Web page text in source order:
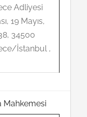
Adliyesi
19 Mayıs,
34500
İstanbul ,
Mahkemesi